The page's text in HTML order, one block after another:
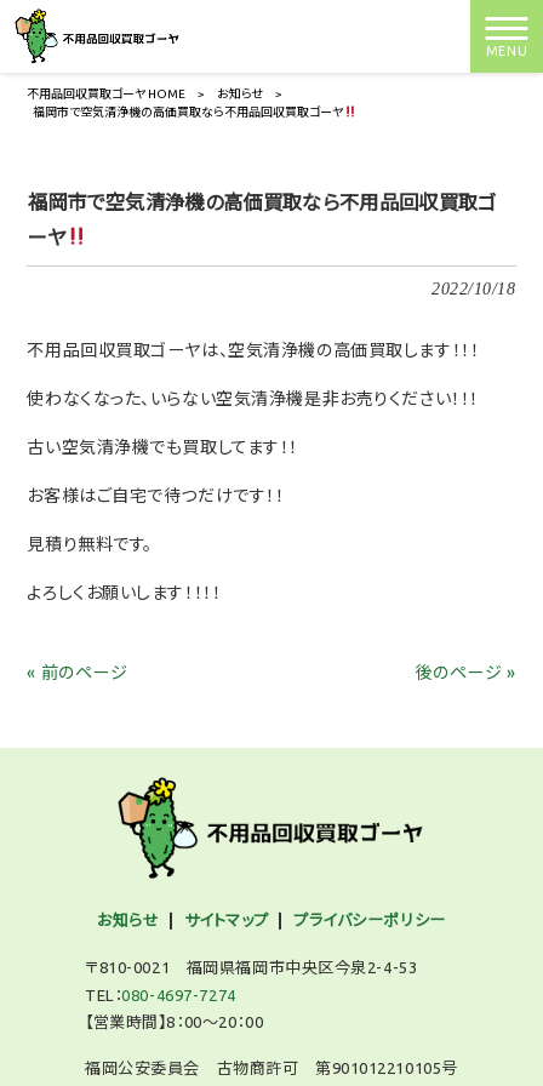
MENU
不用品回収買取ゴーヤ HOME > お知らせ
>
福岡市で空気清浄機の高価買取なら不用品回収買取ゴーヤ
福岡市で空気清浄機の高価買取なら不用品回収買取ゴ
ーヤ
2022/10/18
不用品回収買取ゴーヤは、空気清浄機の高価買取します！！！
使わなくなった、いらない空気清浄機是非お売りください！！！
古い空気清浄機でも買取してます！！
お客様はご自宅で待つだけです！！
見積り無料です。
よろしくお願いします！！！！
« 前のページ 後のページ »
お知らせ サイトマップ プライバシーポリシー
〒810-0021 福岡県福岡市中央区今泉2-4-53
TEL：080-4697-7274
【営業時間】8：00～20：00
福岡公安委員会 古物商許可 第901012210105号